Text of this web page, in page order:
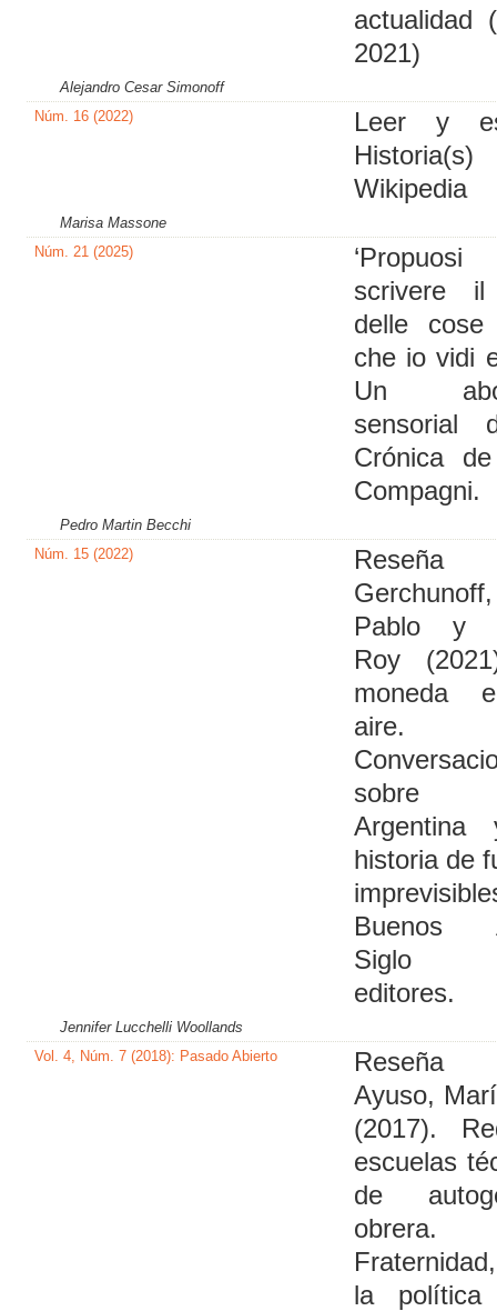
actualidad
2021)
Alejandro Cesar Simonoff
Núm. 16 (2022)
Leer y
Wikipedia
Marisa Massone
Núm. 21 (2025)
scrivere
delle cose
che io vidi
Un
sensorial
Crónica
Compagni.
Pedro Martin Becchi
Núm. 15 (2022)
Gerchunoff,
Pablo y
Roy
moneda
aire.
historia de
Buenos
Siglo
editores.
Jennifer Lucchelli Woollands
Vol. 4, Núm. 7 (2018): Pasado Abierto
Ayuso,
(2017).
escuelas
de
la